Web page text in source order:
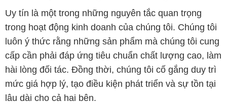
Uy tín là một trong những nguyên tắc quan trọng
trong hoạt động kinh doanh của chúng tôi. Chúng tôi
luôn ý thức rằng những sản phẩm mà chúng tôi cung
cấp cần phải đáp ứng tiêu chuẩn chất lượng cao, làm
hài lòng đối tác. Đồng thời, chúng tôi cố gắng duy trì
mức giá hợp lý, tạo điều kiện phát triển và sự tồn tại
lâu dài cho cả hai bên.